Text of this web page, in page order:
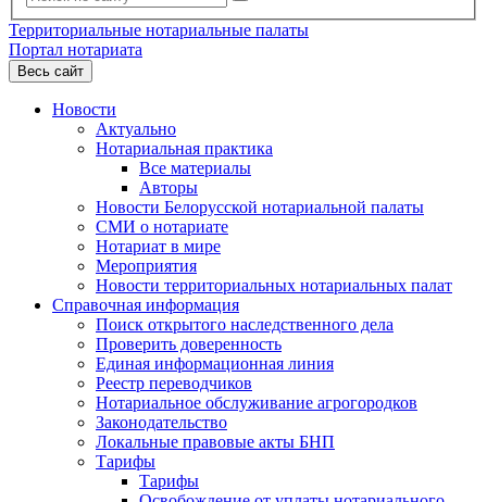
Территориальные нотариальные палаты
Портал нотариата
Весь сайт
Новости
Актуально
Нотариальная практика
Все материалы
Авторы
Новости Белорусской нотариальной палаты
СМИ о нотариате
Нотариат в мире
Мероприятия
Новости территориальных нотариальных палат
Справочная информация
Поиск открытого наследственного дела
Проверить доверенность
Единая информационная линия
Реестр переводчиков
Нотариальное обслуживание агрогородков
Законодательство
Локальные правовые акты БНП
Тарифы
Тарифы